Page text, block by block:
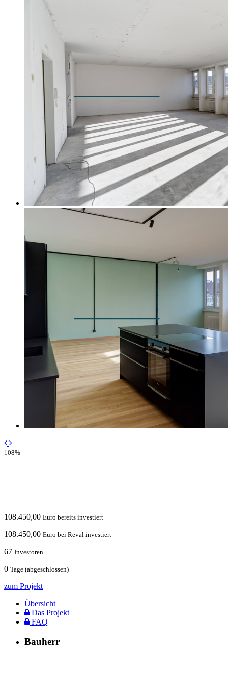
108%
108.450,00 Euro bereits investiert
108.450,00 Euro bei Reval investiert
67 Investoren
0 Tage (abgeschlossen)
zum Projekt
Übersicht
Das Projekt
FAQ
Bauherr